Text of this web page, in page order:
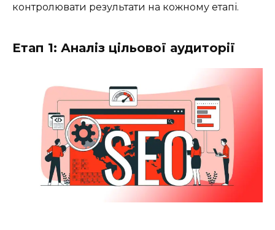
контролювати результати на кожному етапі.
Етап 1: Аналіз цільової аудиторії